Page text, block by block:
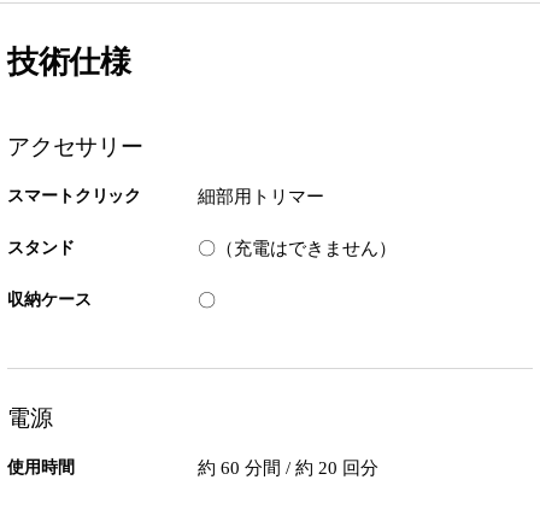
技術仕様
アクセサリー
スマートクリック 細部用トリマー
スタンド 〇（充電はできません）
収納ケース 〇
電源
使用時間 約 60 分間 / 約 20 回分